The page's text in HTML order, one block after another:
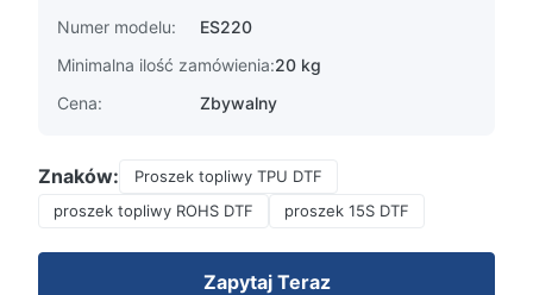
Numer modelu:
ES220
Minimalna ilość zamówienia:20 kg
Cena:
Zbywalny
Znaków:
Proszek topliwy TPU DTF
proszek topliwy ROHS DTF
proszek 15S DTF
Zapytaj Teraz